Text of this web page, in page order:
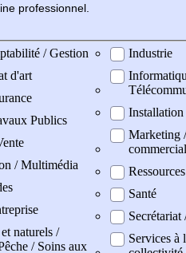
professionnel
/ Gestion
d'art
Publics
/ Multimédia
naturels /
/ Soins aux
Industrie
Marketing
Santé
Secrétariat
Services à